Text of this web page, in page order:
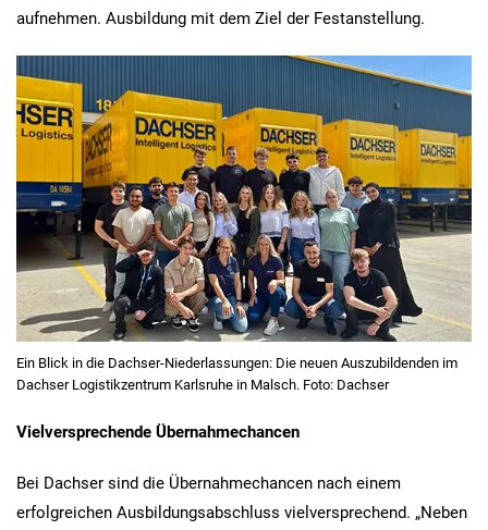
aufnehmen. Ausbildung mit dem Ziel der Festanstellung.
Ein Blick in die Dachser-Niederlassungen: Die neuen Auszubildenden im
Dachser Logistikzentrum Karlsruhe in Malsch. Foto: Dachser
Vielversprechende Übernahmechancen
Bei Dachser sind die Übernahmechancen nach einem
erfolgreichen Ausbildungsabschluss vielversprechend. „Neben